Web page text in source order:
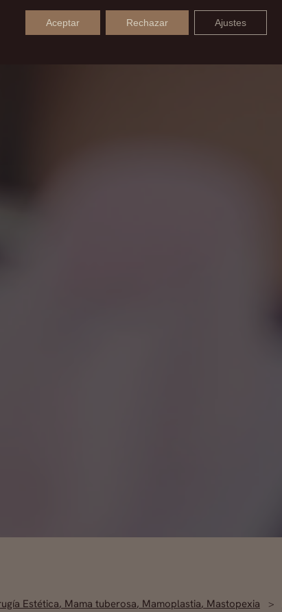
Estética, Mama tuberosa, Mamoplastia, Mastopexia
Aceptar Rechazar Ajustes